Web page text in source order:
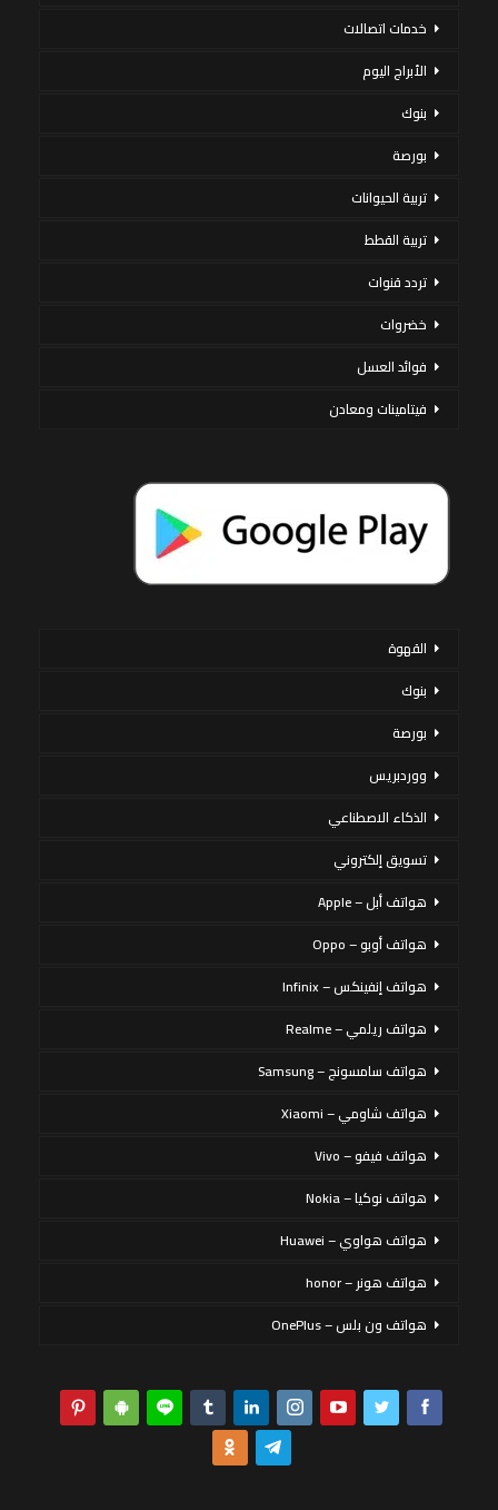
خدمات اتصالات
الأبراج اليوم
بنوك
بورصة
تربية الحيوانات
تربية القطط
تردد قنوات
خضروات
فوائد العسل
فيتامينات ومعادن
القهوة
بنوك
بورصة
ووردبريس
الذكاء الاصطناعي
تسويق إلكتروني
هواتف أبل – Apple
هواتف أوبو – Oppo
هواتف إنفينكس – Infinix
هواتف ريلمي – Realme
هواتف سامسونج – Samsung
هواتف شاومي – Xiaomi
هواتف فيفو – Vivo
هواتف نوكيا – Nokia
هواتف هواوي – Huawei
هواتف هونر – honor
هواتف ون بلس – OnePlus